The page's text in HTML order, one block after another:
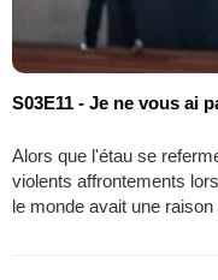
S03E11 - Je ne vous ai
Alors que l'étau se
violents affrontements
le monde avait une